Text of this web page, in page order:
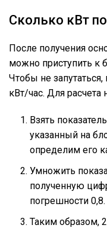
Сколько кВт
После получения
можно приступить к
Чтобы не
кВт/час. Для расчета
Взять
указанный на
определим его
Умножить
полученную
погрешности 0,8.
Таким образом,